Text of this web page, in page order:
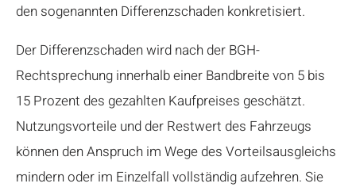
den sogenannten Differenzschaden konkretisiert.
Der Differenzschaden wird nach der BGH-
Rechtsprechung innerhalb einer Bandbreite von 5 bis
15 Prozent des gezahlten Kaufpreises geschätzt.
Nutzungsvorteile und der Restwert des Fahrzeugs
können den Anspruch im Wege des Vorteilsausgleichs
mindern oder im Einzelfall vollständig aufzehren. Sie